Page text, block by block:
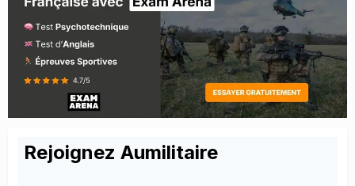
Rejoignez Aumilitaire